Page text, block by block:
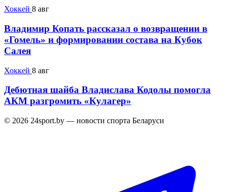
Хоккей 8 авг
Владимир Копать рассказал о возвращении в
«Гомель» и формировании состава на Кубок
Салея
Хоккей 8 авг
Дебютная шайба Владислава Кодолы помогла
АКМ разгромить «Кулагер»
© 2026 24sport.by — новости спорта Беларуси